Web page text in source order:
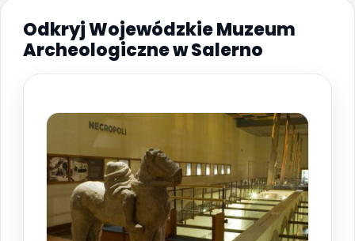
Odkryj Wojewódzkie Muzeum
Archeologiczne w Salerno